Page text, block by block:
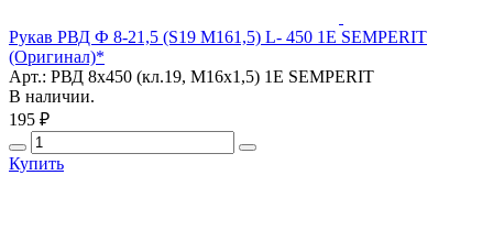
Рукав РВД Ф 8-21,5 (S19 М161,5) L- 450 1E SEMPERIT
(Оригинал)*
Арт.: РВД 8х450 (кл.19, M16х1,5) 1E SEMPERIT
В наличии.
195 ₽
Купить